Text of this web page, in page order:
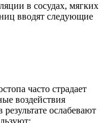
в сосудах, мягких
вводят следующие
часто страдает
воздействия
ослабевают